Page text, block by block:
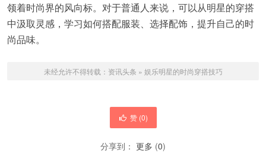
领着时尚界的风向标。对于普通人来说，可以从明星的穿搭
中汲取灵感，学习如何搭配服装、选择配饰，提升自己的时
尚品味。
未经允许不得转载： 资讯头条 » 娱乐明星的时尚穿搭技巧
赞 (0)
分享到： 更多 (0)